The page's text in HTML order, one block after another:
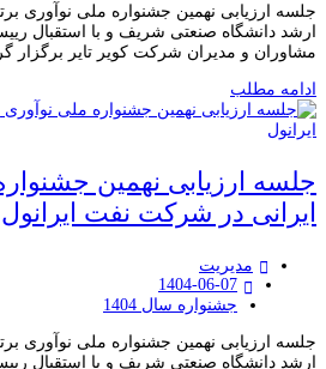
جلسه ارزیابی نهمین جشنواره ملی نوآوری
ارشد دانشگاه صنعتی شریف و با استقبال
مشاوران و مدیران شرکت کویر تایر برگزار
ادامه مطلب
جلسه ارزیابی نهمین
ایرانی در شرکت نفت ایرانول
مدیریت
1404-06-07
جشنواره سال 1404
جلسه ارزیابی نهمین جشنواره ملی نوآوری
ارشد دانشگاه صنعتی شریف و با استقبال